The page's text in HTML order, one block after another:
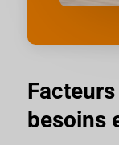
besoins